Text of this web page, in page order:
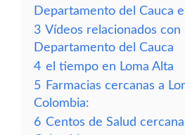
Departamento del Cauca
3 Vídeos relacionados con
Departamento del Cauca
4 el tiempo en Loma Alta
5 Farmacias cercanas a
Colombia:
6 Centos de Salud